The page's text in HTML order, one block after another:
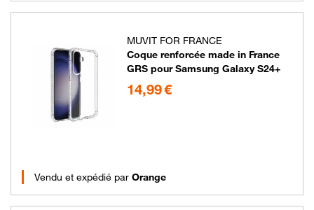
MUVIT FOR FRANCE
Coque renforcée made in France
GRS pour Samsung Galaxy S24+
14,99 €
Vendu et expédié par Orange